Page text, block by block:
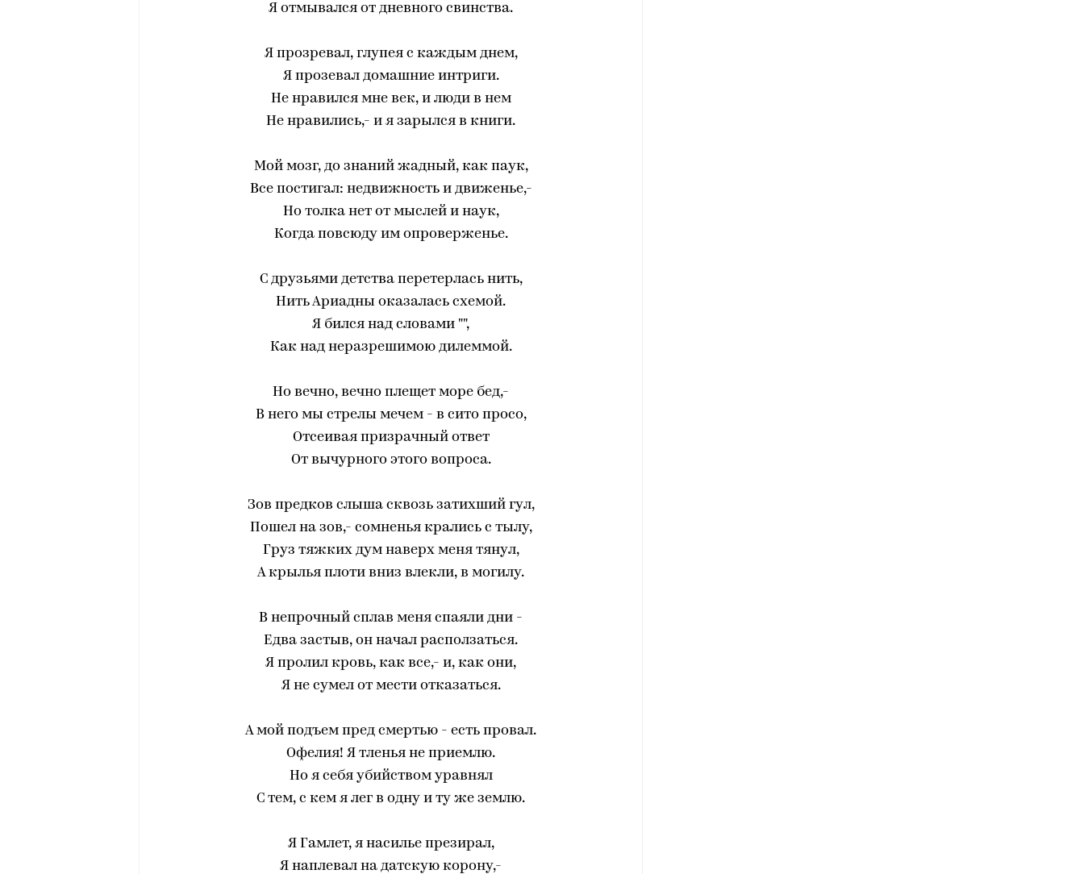
Я отмывался от дневного свинства.
Я прозревал, глупея с каждым днем,
Я прозевал домашние интриги.
Не нравился мне век, и люди в нем
Не нравились,- и я зарылся в книги.
Мой мозг, до знаний жадный, как паук,
Все постигал: недвижность и движенье,-
Но толка нет от мыслей и наук,
Когда повсюду им опроверженье.
С друзьями детства перетерлась нить,
Нить Ариадны оказалась схемой.
Я бился над словами "",
Как над неразрешимою дилеммой.
Но вечно, вечно плещет море бед,-
В него мы стрелы мечем - в сито просо,
Отсеивая призрачный ответ
От вычурного этого вопроса.
Зов предков слыша сквозь затихший гул,
Пошел на зов,- сомненья крались с тылу,
Груз тяжких дум наверх меня тянул,
А крылья плоти вниз влекли, в могилу.
В непрочный сплав меня спаяли дни -
Едва застыв, он начал расползаться.
Я пролил кровь, как все,- и, как они,
Я не сумел от мести отказаться.
А мой подъем пред смертью - есть провал.
Офелия! Я тленья не приемлю.
Но я себя убийством уравнял
С тем, с кем я лег в одну и ту же землю.
Я Гамлет, я насилье презирал,
Я наплевал на датскую корону,-